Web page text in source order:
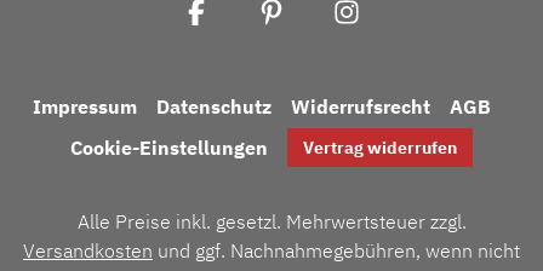
Impressum Datenschutz Widerrufsrecht
AGB
Cookie-Einstellungen
Vertrag widerrufen
Alle Preise inkl. gesetzl. Mehrwertsteuer zzgl.
Versandkosten und ggf. Nachnahmegebühren, wenn nicht